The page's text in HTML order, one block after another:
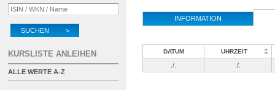
INFORMATION
DATUM UHRZEIT
./. ./.
SUCHEN >
KURSLISTE ANLEIHEN
ALLE WERTE A-Z